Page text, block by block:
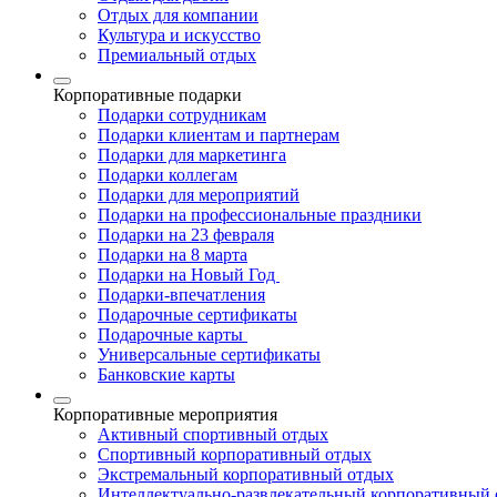
Отдых для компании
Культура и искусство
Премиальный отдых
Корпоративные подарки
Подарки сотрудникам
Подарки клиентам и партнерам
Подарки для маркетинга
Подарки коллегам
Подарки для мероприятий
Подарки на профессиональные праздники
Подарки на 23 февраля
Подарки на 8 марта
Подарки на Новый Год
Подарки-впечатления
Подарочные сертификаты
Подарочные карты
Универсальные сертификаты
Банковские карты
Корпоративные мероприятия
Активный спортивный отдых
Спортивный корпоративный отдых
Экстремальный корпоративный отдых